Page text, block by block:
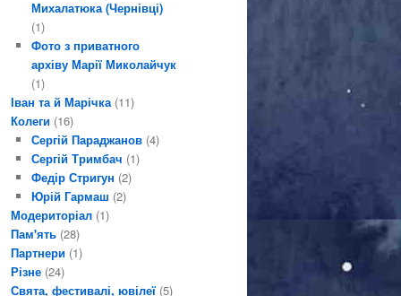
Михалатюка (Чернівці)
(1)
Фото з приватного
архіву Марії Миколайчук
(1)
Іван та й Марічка (11)
Колеги (16)
Сергій Параджанов(4)
Сергій Тримбач (1)
Федір Стригун (2)
Юрій Гармаш (2)
Модериторіал (1)
Пам'ять (28)
Партнери (1)
Різне (24)
Свята, фестивалі, ювілеї (5)